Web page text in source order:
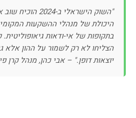
"השוק הישראלי ב-
היכולת של מנהלי ההשקעות
בתקופות של אי-ודאות גיאופוליטית.
הצליחו לא רק לשמור על ההון אלא
יוצאות דופן." – אבי כהן, מנהל קרן